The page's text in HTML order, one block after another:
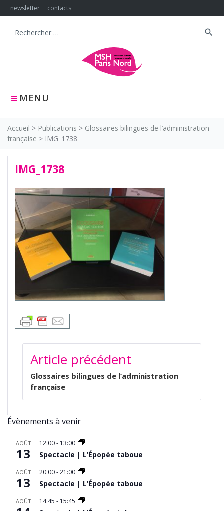
Skip
to
newsletter contacts
MENU
Search
search
Accueil > Publications > Glossaires bilingues de l’administration
française > IMG_1738
IMG_1738
NAVIGATION
DE
L’ARTICLE
Article précédent
Glossaires bilingues de l’administration
française
Évènements à venir
AOÛT
13
12:00- 13:00
Spectacle | L’Épopée taboue
AOÛT
13
20:00-21:00
Spectacle | L’Épopée taboue
AOÛT 14:45 - 15:45